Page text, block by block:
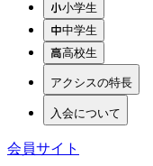
小学生
中学生
高校生
アクシスの特長
入会について
会員サイト